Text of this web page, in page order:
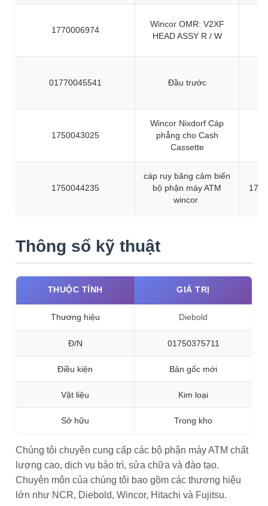
1770006974
Wincor OMR: V2XF
HEAD ASSY R / W
01770045541 Đầu trước
1750043025
Wincor Nixdorf Cáp
phẳng cho Cash
Cassette
1750044235
cáp ruy băng cảm biến
bộ phận máy ATM
wincor
Thông số kỹ thuật
THUỘC TÍNH GIÁ TRỊ
Thương hiệu Diebold
Đ/N 01750375711
Điều kiện Bản gốc mới
Vật liệu Kim loại
Sở hữu Trong kho
Chúng tôi chuyên cung cấp các bộ phận máy ATM chất
lượng cao, dịch vụ bảo trì, sửa chữa và đào tạo.
Chuyên môn của chúng tôi bao gồm các thương hiệu
lớn như NCR, Diebold, Wincor, Hitachi và Fujitsu.